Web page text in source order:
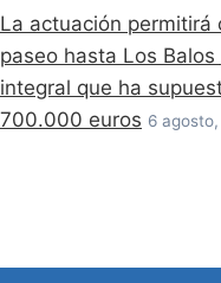
La actuación permitirá
paseo hasta Los
integral que ha
700.000 euros 6